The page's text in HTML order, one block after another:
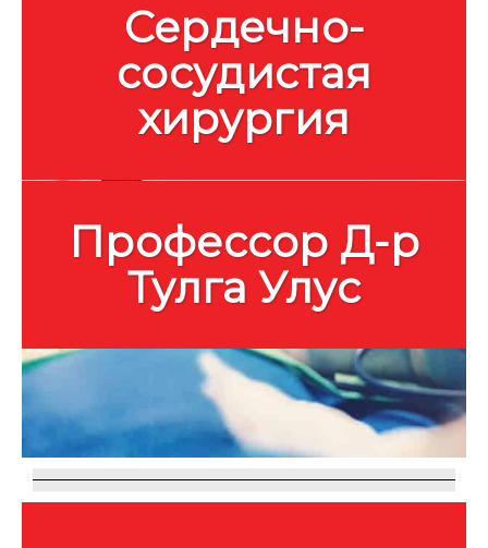
Сердечно-
сосудистая
хирургия
Профессор Д-р
Тулга Улус